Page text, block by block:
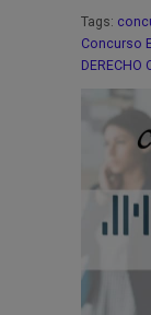
Tags:
Concurso
DERECHO